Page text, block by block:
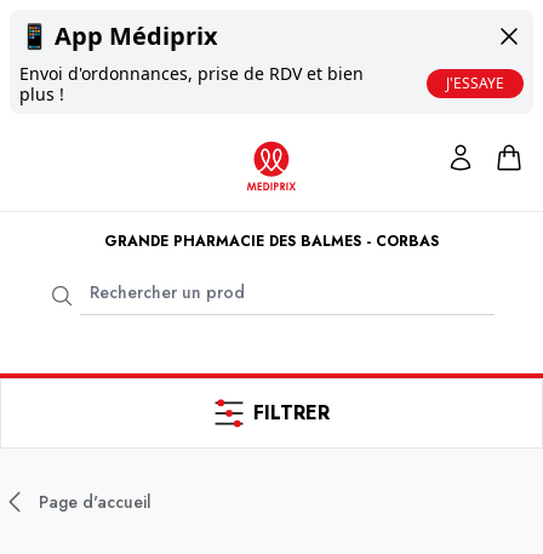
📱 App Médiprix
Envoi d'ordonnances, prise de RDV et bien
plus !
J'ESSAYE
GRANDE PHARMACIE DES BALMES - CORBAS
FILTRER
Page d'accueil